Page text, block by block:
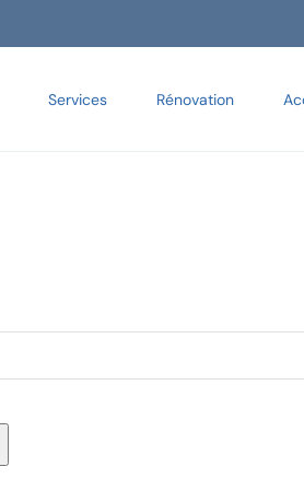
Services Rénovation